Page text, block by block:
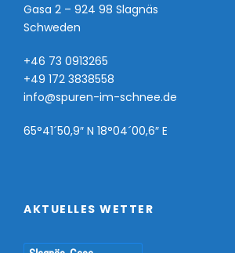
Gasa 2 – 924 98 Slagnäs
Schweden
+46 73 0913265
+49 172 3838558
info@spuren-im-schnee.de
65°41´50,9″ N 18°04´00,6″ E
AKTUELLES WETTER